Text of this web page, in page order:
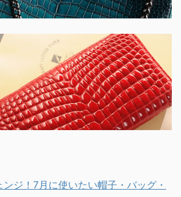
ジ！7月に使いたい帽子・バッグ・